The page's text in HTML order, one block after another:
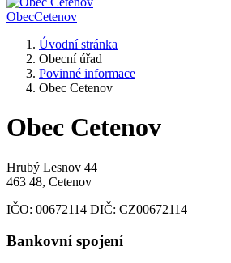
ObecCetenov
Úvodní stránka
Obecní úřad
Povinné informace
Obec Cetenov
Obec Cetenov
Hrubý Lesnov 44
463 48, Cetenov
IČO: 00672114 DIČ: CZ00672114
Bankovní spojení